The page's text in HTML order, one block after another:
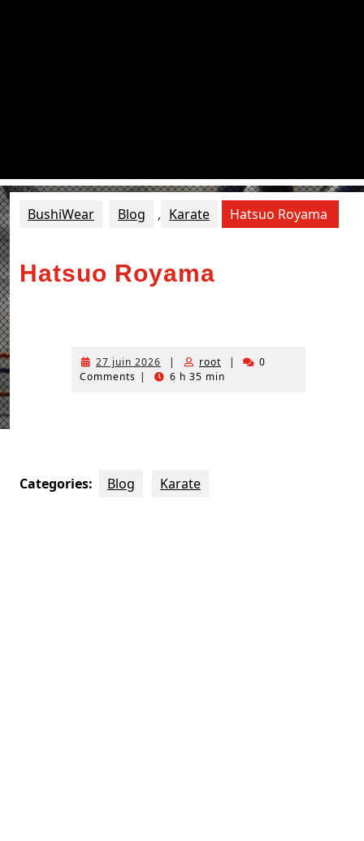
BushiWear Blog , Karate Hatsuo Royama
Hatsuo Royama
27 juin 2026 | root |
0
Comments | 6 h 35 min
Categories: Blog Karate